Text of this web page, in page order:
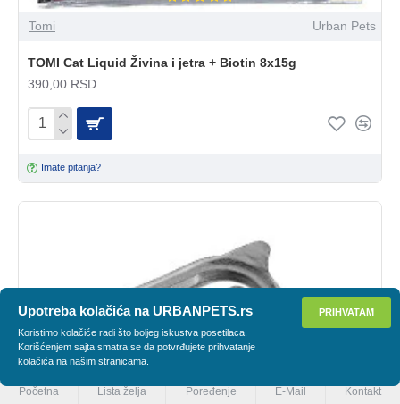
Tomi Urban Pets
TOMI Cat Liquid Živina i jetra + Biotin 8x15g
390,00 RSD
Imate pitanja?
Početna Lista želja Poređenje E-Mail Kontakt
PRIHVATAM
Upotreba kolačića na URBANPETS.rs
Koristimo kolačiće radi što boljeg iskustva posetilaca.
Korišćenjem sajta smatra se da potvrđujete prihvatanje
kolačića na našim stranicama.
PRIMENI FILTER